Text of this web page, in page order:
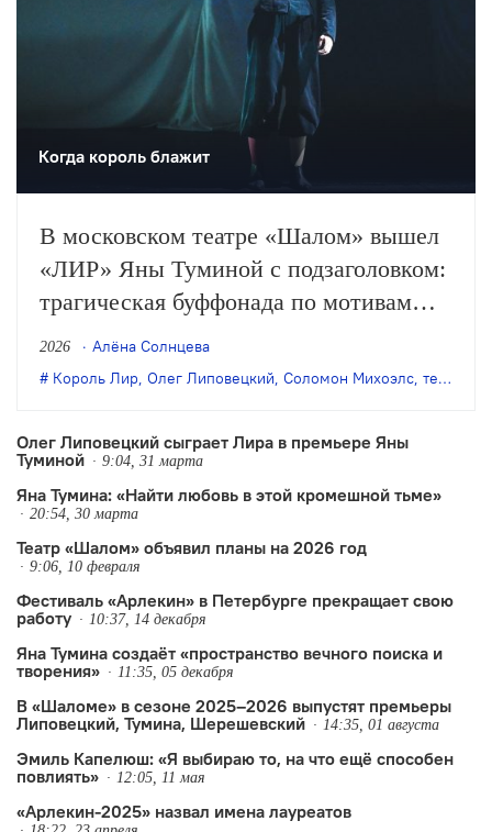
Когда король блажит
В московском театре «Шалом» вышел
«ЛИР» Яны Туминой с подзаголовком:
трагическая буффонада по мотивам
трагедии Уильяма Шекспира. О новом
спектакле, сценической основой
Григория Кружкова, а духовной –
легендарный «Король Лир» Радлова и
Михоэлса, размышляет Алёна…
2026
Алёна Солнцева
Король Лир, Олег Липовецкий, Соломон Михоэлс, театр Шалом
Олег Липовецкий сыграет Лира в премьере Яны
Туминой
9:04, 31 марта
Яна Тумина: «Найти любовь в этой кромешной тьме»
20:54, 30 марта
Театр «Шалом» объявил планы на 2026 год
9:06, 10 февраля
Фестиваль «Арлекин» в Петербурге прекращает свою
работу
10:37, 14 декабря
Яна Тумина создаёт «пространство вечного поиска и
творения»
11:35, 05 декабря
В «Шаломе» в сезоне 2025–2026 выпустят премьеры
Липовецкий, Тумина, Шерешевский
14:35, 01 августа
Эмиль Капелюш: «Я выбираю то, на что ещё способен
повлиять»
12:05, 11 мая
«Арлекин-2025» назвал имена лауреатов